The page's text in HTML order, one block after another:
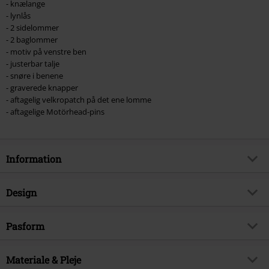
- knælange
- lynlås
- 2 sidelommer
- 2 baglommer
- motiv på venstre ben
- justerbar talje
- snøre i benene
- graverede knapper
- aftagelig velkropatch på det ene lomme
- aftagelige Motörhead-pins
Information
Artikelnr.
Musikgenre
Produktemne
Bandmerchandise, Festival, Bands
Design
Produkttype
Tryk
Pasform
Pasform, bukser
Materiale & Pleje